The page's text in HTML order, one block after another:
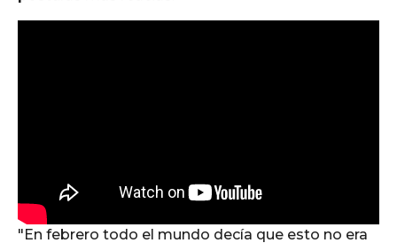
"En febrero todo el mundo decía que esto no era